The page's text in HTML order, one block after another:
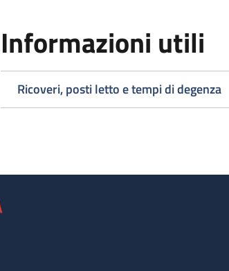
Informazioni utili
Ricoveri, posti letto e tempi di degenza